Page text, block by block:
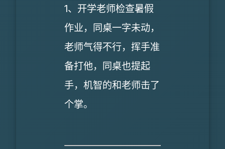
1、开学老师检查暑假
作业，同桌一字未动，
老师气得不行，挥手准
备打他，同桌也提起
手，机智的和老师击了
个掌。